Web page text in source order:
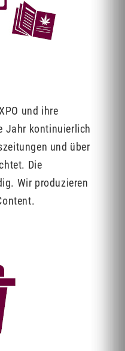
und ihre
Jahr kontinuierlich
und über
Die
Wir produzieren